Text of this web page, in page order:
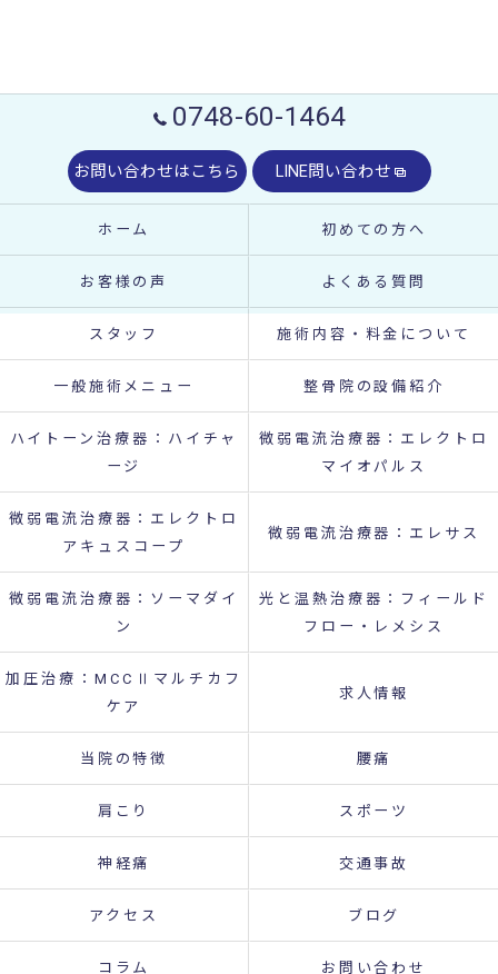
0748-60-1464
お問い合わせはこちら LINE問い合わせ
ホーム 初めての方へ
お客様の声 よくある質問
スタッフ 施術内容・料金について
一般施術メニュー 整骨院の設備紹介
ハイトーン治療器：ハイチャ
ージ
微弱電流治療器：エレクトロ
マイオパルス
微弱電流治療器：エレクトロ
アキュスコープ
微弱電流治療器：エレサス
微弱電流治療器：ソーマダイ
ン
光と温熱治療器：フィールド
フロー・レメシス
加圧治療：MCCⅡマルチカフ
ケア
求人情報
当院の特徴 腰痛
肩こり スポーツ
神経痛 交通事故
アクセス ブログ
コラム お問い合わせ